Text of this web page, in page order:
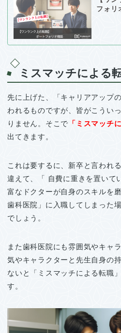
フォリ
ミスマッチによる
先に上げた、「キャリアアップ
われるものですが、皆がこうい
りません。そこで 「ミスマッチ
出てきます。
これは要するに、新卒と言われ
違えて、「 自費に重きを置いて
富なドクターが自身のスキルを
歯科医院」に入職してしまった
でしょう。
また歯科医院にも雰囲気やキャ
気やキャラクターと先生自身の
ないと「ミスマッチによる転職
す。